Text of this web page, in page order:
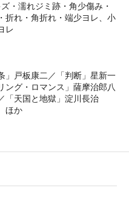
・濡れジミ跡・角少傷み・
折れ・角折れ・端少ヨレ、小
レ
」戸板康二／「判断」星新一
ング・ロマンス」薩摩治郎八
「天国と地獄」淀川長治
ほか